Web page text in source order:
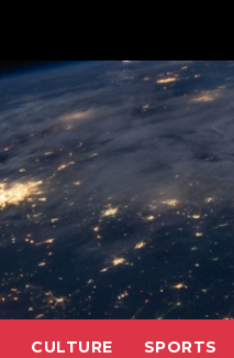
CULTURE SPORTS